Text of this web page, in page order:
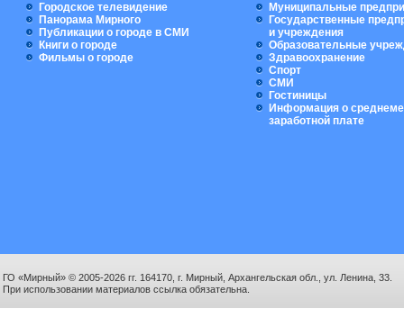
Городское телевидение
Панорама Мирного
Публикации о городе в СМИ
Книги о городе
Фильмы о городе
Муниципальные
Государственные
и учреждения
Образовательные
Здравоохранение
Спорт
СМИ
Гостиницы
Информация о
заработной плате
ГО «Мирный» © 2005-2026 гг. 164170, г. Мирный, Архангельская обл., ул. Ленина, 33.
При использовании материалов ссылка обязательна.